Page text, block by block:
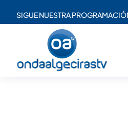
SIGUE NUESTRA